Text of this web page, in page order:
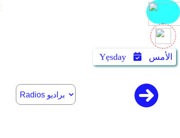
Yẹsday الأمس